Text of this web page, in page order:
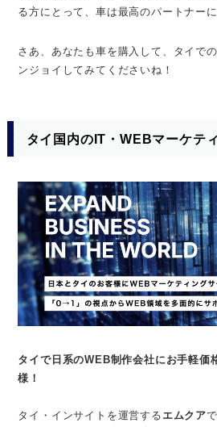
る方にとって、車は最高のパートナー
さあ、あなたも車を購入して、タイで
ンジョイしてみてくださいね！
タイ国内のIT・WEBマーケテ
タイで日系のWEB制作会社にお手軽価
様！
タイ・インサイトを運営する エムクア